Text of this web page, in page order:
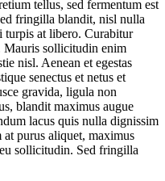
tellus, sed fermentum est
fringilla blandit, nisl nulla
turpis at libero. Curabitur
Mauris sollicitudin enim
nisl. Aenean et egestas
senectus et netus et
gravida, ligula non
blandit maximus augue
lacus quis nulla dignissim
purus aliquet, maximus
sollicitudin. Sed fringilla